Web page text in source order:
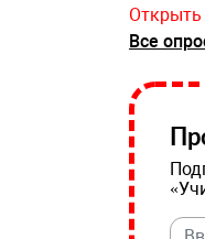
Открыть
Все